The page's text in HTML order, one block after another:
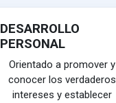
DESARROLLO
PERSONAL
Orientado a promover y
conocer los verdaderos
intereses y establecer